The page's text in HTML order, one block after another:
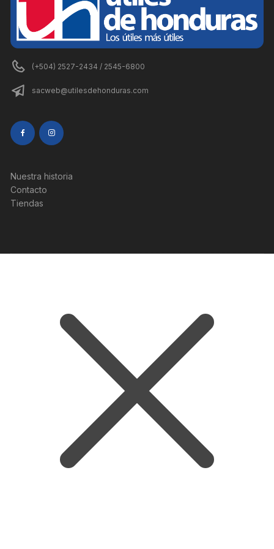
(+504) 2527-2434 / 2545-6800
sacweb@utilesdehonduras.com
Nuestra historia
Contacto
Tiendas